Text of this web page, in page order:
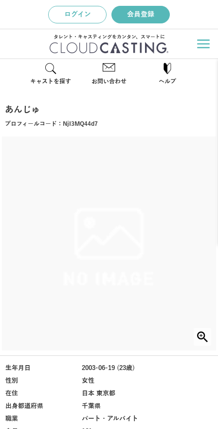
ログイン 会員登録
タレント・キャスティングをカンタン、スマートに
キャストを探す お問い合わせ ヘルプ
あんじゅ
プロフィールコード： NjI3MQ44d7
生年月日
2003-06-19 (23歳)
性別
女性
在住
日本 東京都
出身都道府県
千葉県
職業
パート・アルバイト